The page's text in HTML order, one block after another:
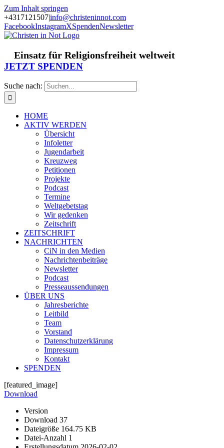
Zum Inhalt springen
+4317121507|info@christeninnot.com
FacebookInstagramXSpendenNewsletter
Einsatz für Religionsfreiheit weltweit
JETZT SPENDEN
Suche nach:
HOME
AKTIV WERDEN
Übersicht
Infoletter
Jugendarbeit
Kreuzweg
Petitionen
Projekte
Podcast
Termine
Weltgebetstag
Wir gedenken
Zeitschrift
ZEITSCHRIFT
NACHRICHTEN
CiN in den Medien
Nachrichtenbeiträge
Newsletter
Podcast
Presseaussendungen
ÜBER UNS
Jahresberichte
Leitbild
Team
Vorstand
Datenschutzerklärung
Impressum
Kontakt
SPENDEN
[featured_image]
Download
Version
Download 37
Dateigröße 164.75 KB
Datei-Anzahl 1